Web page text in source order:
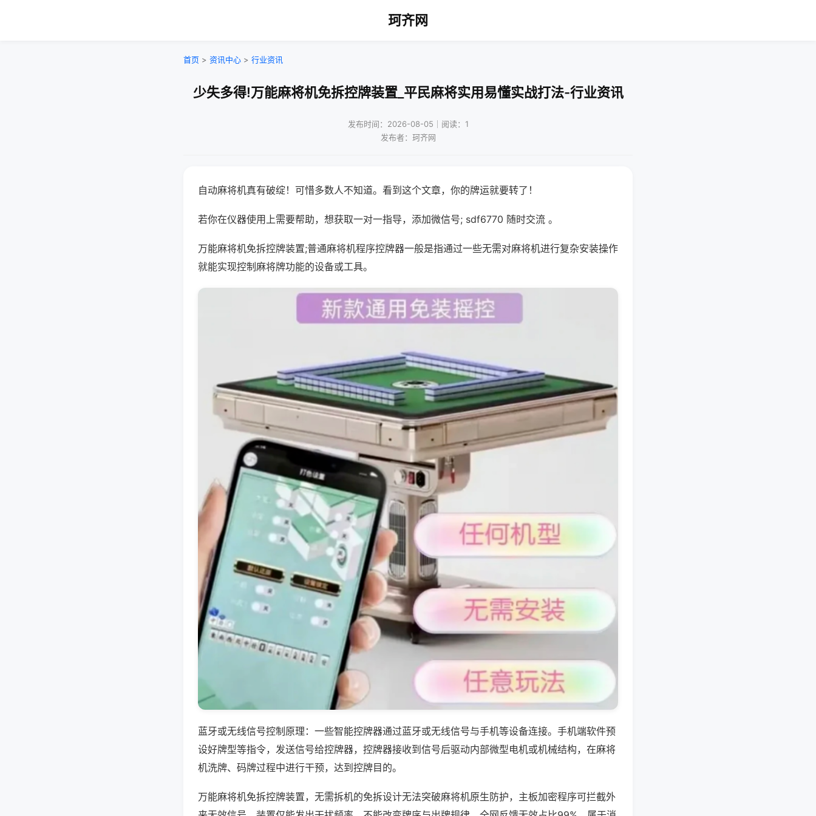
珂齐网
首页 > 资讯中心 > 行业资讯
少失多得!万能麻将机免拆控牌装置_平民麻将实用易懂实战打法-行业资讯
发布时间：2026-08-05｜阅读：1
发布者：珂齐网
自动麻将机真有破绽！可惜多数人不知道。看到这个文章，你的牌运就要转了！
若你在仪器使用上需要帮助，想获取一对一指导，添加微信号; sdf6770 随时交流 。
万能麻将机免拆控牌装置;普通麻将机程序控牌器一般是指通过一些无需对麻将机进行复杂安装操作
就能实现控制麻将牌功能的设备或工具。
蓝牙或无线信号控制原理：一些智能控牌器通过蓝牙或无线信号与手机等设备连接。手机端软件预
设好牌型等指令，发送信号给控牌器，控牌器接收到信号后驱动内部微型电机或机械结构，在麻将
机洗牌、码牌过程中进行干预，达到控牌目的。
万能麻将机免拆控牌装置，无需拆机的免拆设计无法突破麻将机原生防护，主板加密程序可拦截外